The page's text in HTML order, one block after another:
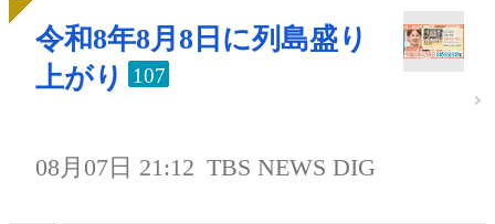
令和8年8月8日に列島盛り
上がり
107
08月07日 21:12 TBS NEWS DIG